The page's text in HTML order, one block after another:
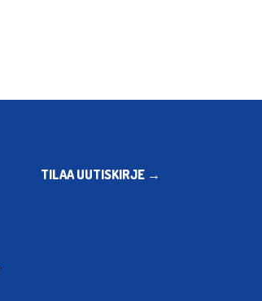
TILAA UUTISKIRJE →